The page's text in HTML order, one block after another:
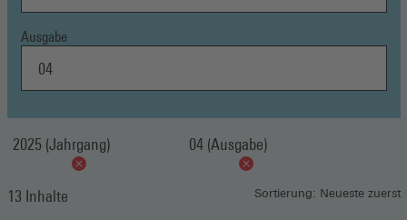
Ausgabe
2025 (Jahrgang) 04 (Ausgabe)
13 Inhalte Sortierung: Neueste zuerst